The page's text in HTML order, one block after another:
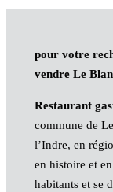
pour votre
vendre Le
Restaurant
commune de
l’Indre, en
en histoire et
habitants et se